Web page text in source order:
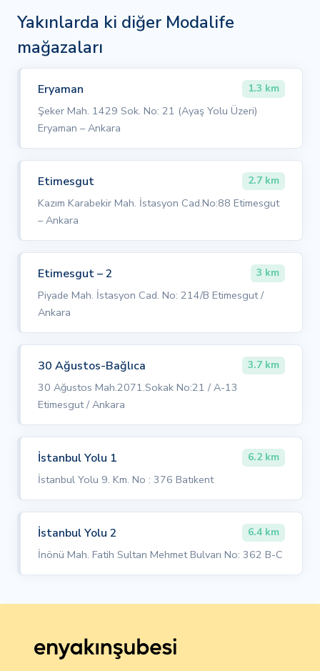
Yakınlarda ki diğer Modalife
mağazaları
Eryaman 1.3 km
Şeker Mah. 1429 Sok. No: 21 (Ayaş Yolu Üzeri)
Eryaman – Ankara
Etimesgut 2.7 km
Kazım Karabekir Mah. İstasyon Cad.No:88 Etimesgut
– Ankara
Etimesgut – 2 3 km
Piyade Mah. İstasyon Cad. No: 214/B Etimesgut /
Ankara
30 Ağustos-Bağlıca 3.7 km
30 Ağustos Mah.2071.Sokak No:21 / A-13
Etimesgut / Ankara
İstanbul Yolu 1 6.2 km
İstanbul Yolu 9. Km. No : 376 Batıkent
İstanbul Yolu 2 6.4 km
İnönü Mah. Fatih Sultan Mehmet Bulvarı No: 362 B-C